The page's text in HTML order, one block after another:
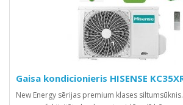
Gaisa kondicionieris HISENSE
New Energy sērijas premium klases